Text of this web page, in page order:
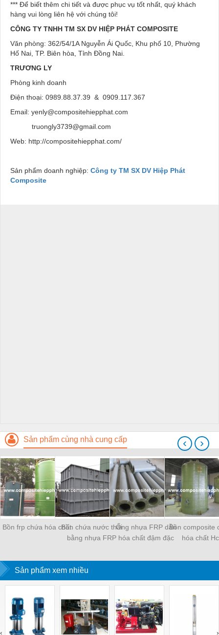
*** Để biết thêm chi tiết và được phục vụ tốt nhất, quý khách
hàng vui lòng liên hệ với chúng tôi!
CÔNG TY TNHH TM SX DV HIỆP PHÁT COMPOSITE
Văn phòng: 362/54/1A Nguyễn Ái Quốc, Khu phố 10, Phường
Hố Nai, TP. Biên hòa, Tỉnh Đồng Nai.
TRƯƠNG LY
Phòng kinh doanh
Điện thoại: 0989.88.37.39 & 0909.117.367
Email: yenly@compositehiepphat.com
truongly3739@gmail.com
Web: http://compositehiepphat.com/
Sản phẩm doanh nghiệp: Công ty TM SX DV Hiệp Phát
Composite
Sản phẩm cùng nhà cung cấp
Bồn frp chứa hóa chấtBồn chứa nước thải
bằng nhựa FRP
Ống nhựa FRP dẫn
hóa chất đậm đặc
Bồn composite
hóa chất
‹ ›
Sản phẩm xem nhiều
‹ ›